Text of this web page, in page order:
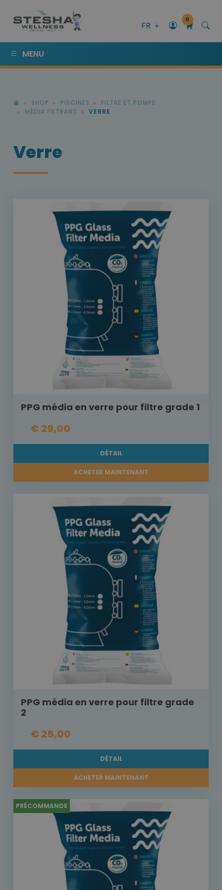
FR
0
MENU
SHOP PISCINES
FILTRE ET POMPE
MÉDIA FILTRANT
VERRE
Verre
PPG média en verre pour filtre grade 1
€ 29,00
DÉTAIL
ACHETER MAINTENANT
PPG média en verre pour filtre grade
2
€ 25,00
DÉTAIL
ACHETER MAINTENANT
PRÉCOMMANDE